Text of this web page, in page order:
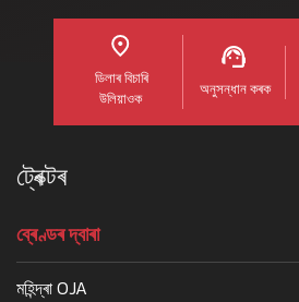
ডিলাৰ বিচাৰি
উলিয়াওক
অনুসন্ধান কৰক
ট্ৰেক্টৰ
ব্ৰেণ্ডৰ দ্বাৰা
মহিন্দ্ৰা OJA